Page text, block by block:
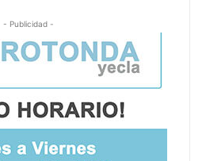
- Publicidad -